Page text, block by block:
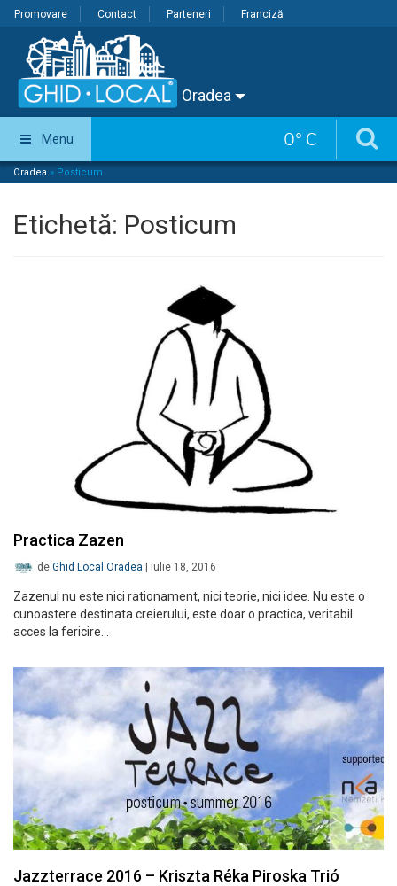
Promovare Contact Parteneri Franciză
Oradea
0° C
Menu
Oradea » Posticum
Etichetă: Posticum
Practica Zazen
de Ghid Local Oradea iulie 18, 2016
Zazenul nu este nici rationament, nici teorie, nici idee. Nu este o
cunoastere destinata creierului, este doar o practica, veritabil
acces la fericire…
Jazzterrace 2016 – Kriszta Réka Piroska Trió